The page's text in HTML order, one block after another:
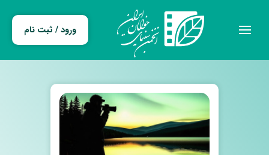
ورود / ثبت نام